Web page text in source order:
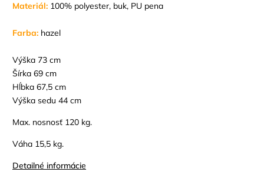
Materiál: 100% polyester, buk, PU pena
Farba: hazel
Výška 73 cm
Šírka 69 cm
Hĺbka 67,5 cm
Výška sedu 44 cm
Max. nosnosť 120 kg.
Váha 15,5 kg.
Detailné informácie